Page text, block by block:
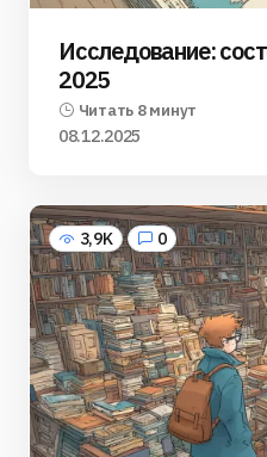
Исследование:
2025
Читать 8 минут
08.12.2025
3,9K 0